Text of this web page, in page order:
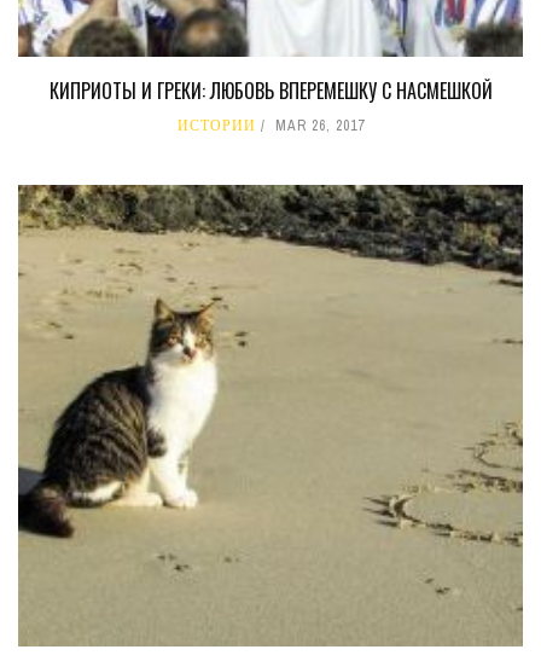
КИПРИОТЫ И ГРЕКИ: ЛЮБОВЬ ВПЕРЕМЕШКУ С НАСМЕШКОЙ
ИСТОРИИ MAR 26, 2017